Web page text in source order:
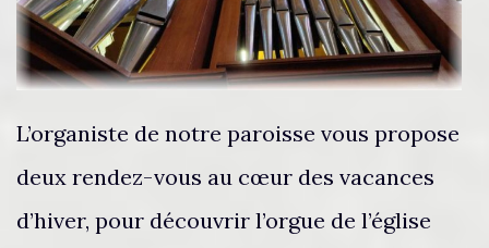
L’organiste de notre paroisse vous propose
deux rendez-vous au cœur des vacances
d’hiver, pour découvrir l’orgue de l’église